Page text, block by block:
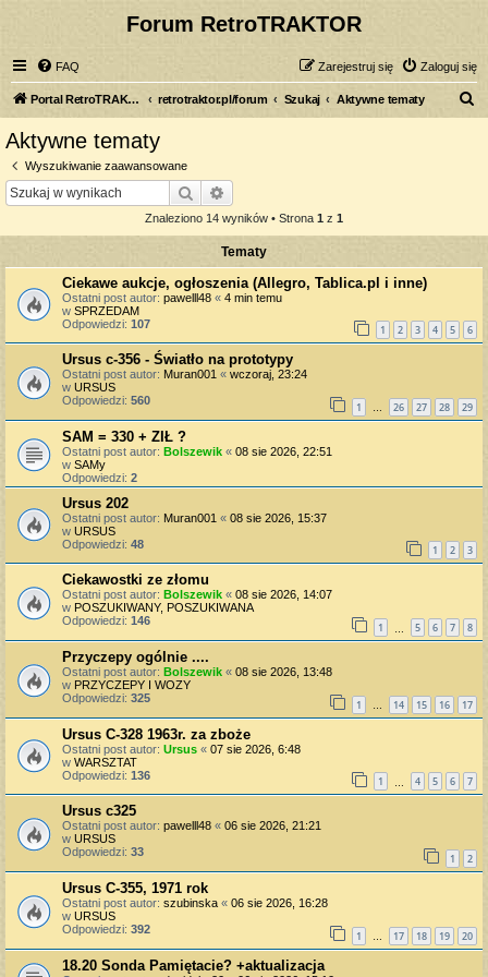
Forum RetroTRAKTOR
FAQ Zaloguj się
Zarejestruj się
Portal RetroTRAKTOR.pl retrotraktor.pl/forum Szukaj Aktywne tematy
Aktywne tematy
Wyszukiwanie zaawansowane
Szukaj
Znaleziono 14 wyników • Strona 1 z 1
Tematy
Ciekawe aukcje, ogłoszenia (Allegro, Tablica.pl i inne)
Ostatni post autor: pawelll48 « 4 min temu
w SPRZEDAM
Odpowiedzi: 107 1 2 3 4 5 6
Ursus c-356 - Światło na prototypy
Ostatni post autor: Muran001 « wczoraj, 23:24
w URSUS
Odpowiedzi: 560 1 … 26 27 28 29
SAM = 330 + ZIŁ ?
Ostatni post autor: Bolszewik « 08 sie 2026, 22:51
w SAMy
Odpowiedzi: 2
Ursus 202
Ostatni post autor: Muran001 « 08 sie 2026, 15:37
w URSUS
Odpowiedzi: 48 1 2 3
Ciekawostki ze złomu
Ostatni post autor: Bolszewik « 08 sie 2026, 14:07
w POSZUKIWANY, POSZUKIWANA
Odpowiedzi: 146 1 5 6 7 8
Przyczepy ogólnie ....
Ostatni post autor: Bolszewik « 08 sie 2026, 13:48
w PRZYCZEPY I WOZY
Odpowiedzi: 325 1 … 14 15 16 17
Ursus C-328 1963r. za zboże
Ostatni post autor: Ursus « 07 sie 2026, 6:48
w WARSZTAT
Odpowiedzi: 136 1 4 5 6 7
Ursus c325
Ostatni post autor: pawelll48 « 06 sie 2026, 21:21
w URSUS
Odpowiedzi: 33 1 2
Ursus C-355, 1971 rok
Ostatni post autor: szubinska « 06 sie 2026, 16:28
w URSUS
Odpowiedzi: 392 1 … 17 18 19 20
18.20 Sonda Pamiętacie? +aktualizacja